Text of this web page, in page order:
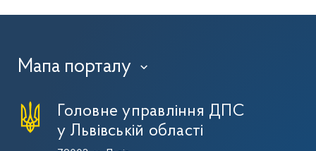
Мапа порталу ›
Головне управління ДПС
у Львівській області